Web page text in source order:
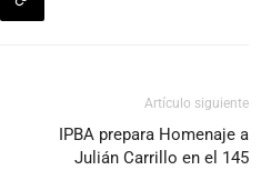
Artículo siguiente
IPBA prepara Homenaje a
Julián Carrillo en el 145